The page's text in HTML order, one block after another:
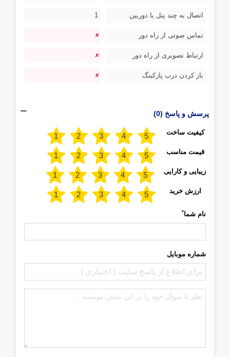
اتصال به چند پنل یا دوربین 1
تماس صوتی از راه دور
ارتباط تصویری از راه دور
باز کردن درب پارکینگ
پرسش و پاسخ (0)
کیفیت ساخت
قیمت مناسب
زیبایی و کارایی
ارزش خرید
نام شما*
شماره موبایل